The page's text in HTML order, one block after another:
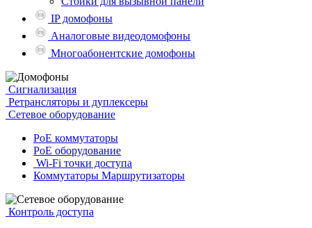
IP домофоны
Аналоговые видеодомофоны
Многоабонентские домофоны
Сигнализация
Ретрансляторы и дуплексеры
Сетевое оборудование
PoE коммутаторы
PoE оборудование
Wi-Fi точки доступа
Коммутаторы Маршрутизаторы
Контроль доступа